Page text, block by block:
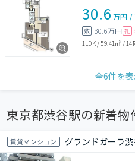
30.6 万円 /
敷 30.6万円 礼
1LDK/59.41㎡ / 14
全6件を
東京都渋谷駅の新着物
賃貸マンション グランドガーラ